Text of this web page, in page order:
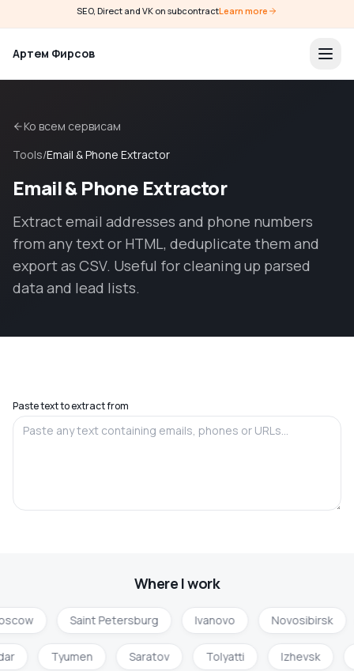
SEO, Direct and VK on subcontractLearn more
Артем Фирсов
Ко всем сервисам
Tools/Email & Phone Extractor
Email & Phone Extractor
Extract email addresses and phone numbers
from any text or HTML, deduplicate them and
export as CSV. Useful for cleaning up parsed
data and lead lists.
Paste text to extract from
Where I work
Saint Petersburg Ivanovo Novosibirsk
Tyumen Saratov Tolyatti Izhevsk